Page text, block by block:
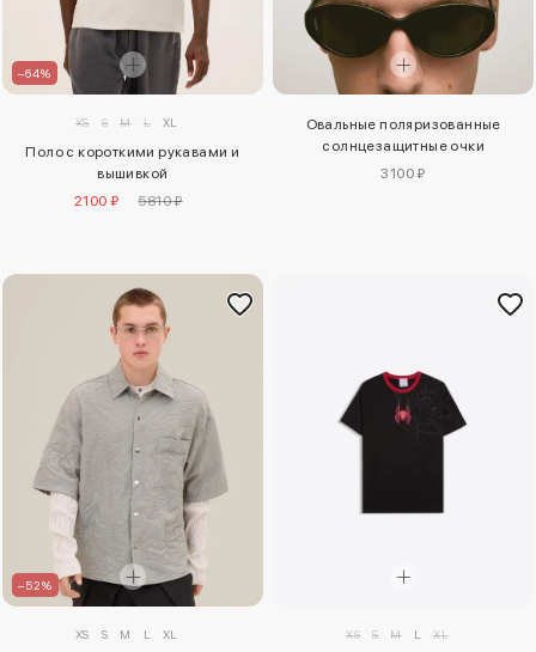
–64%
XS S M L XL
Поло с короткими рукавами и
вышивкой
2100 ₽
5810 ₽
Овальные поляризованные
солнцезащитные очки
3100 ₽
–52%
XS S M L XL XS S M L XL